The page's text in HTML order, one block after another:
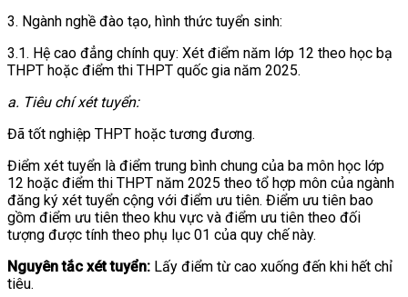
3. Ngành nghề đào tạo, hình thức tuyển sinh:
3.1. Hệ cao đẳng chính quy: Xét điểm năm lớp 12 theo học bạ
THPT hoặc điểm thi THPT quốc gia năm 2025.
a. Tiêu chí xét tuyển:
Đã tốt nghiệp THPT hoặc tương đương.
Điểm xét tuyển là điểm trung bình chung của ba môn học lớp
12 hoặc điểm thi THPT năm 2025 theo tổ hợp môn của ngành
đăng ký xét tuyển cộng với điểm ưu tiên. Điểm ưu tiên bao
gồm điểm ưu tiên theo khu vực và điểm ưu tiên theo đối
tượng được tính theo phụ lục 01 của quy chế này.
Nguyên tắc xét tuyển: Lấy điểm từ cao xuống đến khi hết chỉ
tiêu.